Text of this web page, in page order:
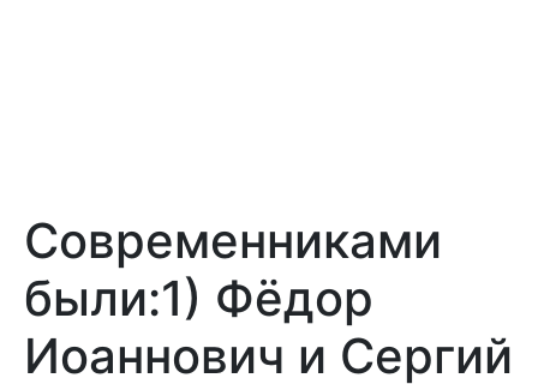
Современниками
были:1) Фёдор
Иоаннович и Сергий